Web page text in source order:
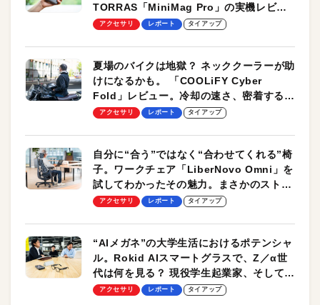
TORRAS「MiniMag Pro」の実機レビュ
ーも
アクセサリ レポート タイアップ
夏場のバイクは地獄？ ネッククーラーが助
けになるかも。 「COOLiFY Cyber
Fold」レビュー。冷却の速さ、密着する冷
却プレート、シンプルな操作性がグッド！
アクセサリ レポート タイアップ
自分に“合う”ではなく“合わせてくれる”椅
子。ワークチェア「LiberNovo Omni」を
試してわかったその魅力。まさかのストレ
ッチ機能も搭載
アクセサリ レポート タイアップ
“AIメガネ”の大学生活におけるポテンシャ
ル。Rokid AIスマートグラスで、Z／α世
代は何を見る？ 現役学生起業家、そして教
授による体験会レポート【PR】
アクセサリ レポート タイアップ